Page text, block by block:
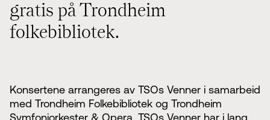
gratis på Trondheim
folkebibliotek.
Konsertene arrangeres av TSOs Venner i samarbeid
med Trondheim Folkebibliotek og Trondheim